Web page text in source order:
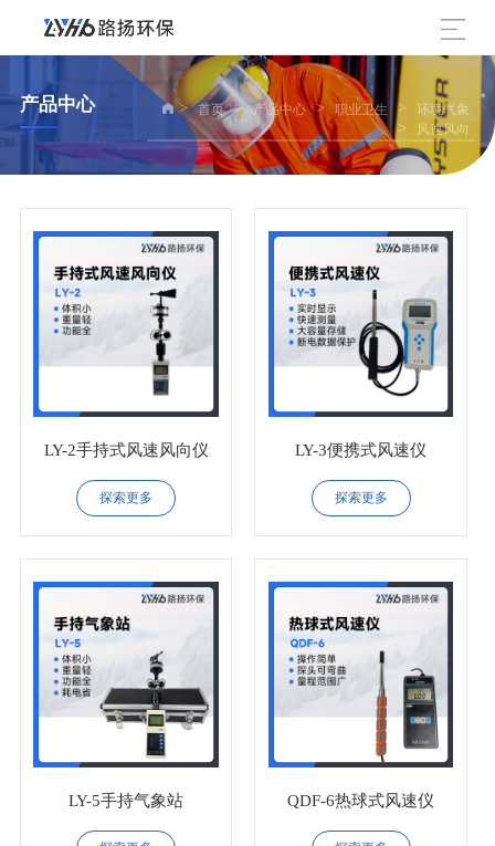
产品中心 > 首页 > 产品中心 > 职业卫生 > 环境气象
> 风速风向
LY-2手持式风速风向仪
探索更多
LY-3便携式风速仪
探索更多
LY-5手持气象站 QDF-6热球式风速仪